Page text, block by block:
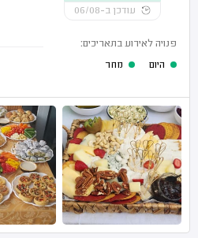
עודכן ב-06/08
פנויה לאירוע בתאריכים:
היום
מחר